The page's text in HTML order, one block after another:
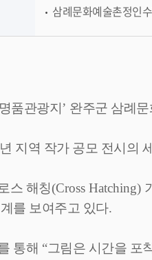
삼례문화예술촌정인
품관광지 ’ 완주군 삼례
년 지역 작가 공모 전시의
스 해칭(Cross Hatching)
를 보여주고 있다.
통해 “그림은 시간을 포